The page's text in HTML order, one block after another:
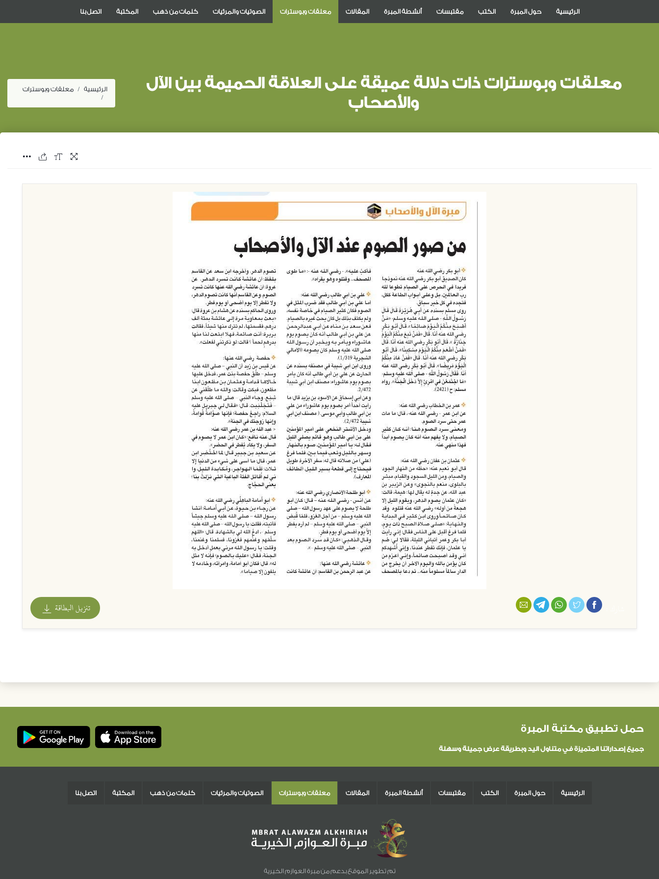
الرئيسية حول المبرة الكتب مقتبسات أنشطة المبرة المقالات معلقات وبوسترات الصوتيات والمرئيات كلمات من ذهب المكتبة اتصل بنا
معلقات وبوسترات ذات دلالة عميقة على العلاقة الحميمة بين الآل
والأصحاب
الرئيسية معلقات وبوسترات
تنزيل البطاقة
حمل تطبيق مكتبة المبرة
جميع إصداراتنا المتميزة في متناول اليد وبطريقة عرض جميلة وسهلة
الرئيسية حول المبرة الكتب مقتبسات أنشطة المبرة المقالات معلقات وبوسترات الصوتيات والمرئيات كلمات من ذهب المكتبة اتصل بنا
تم تطوير الموقع بدعم من مبرة العوازم الخيرية